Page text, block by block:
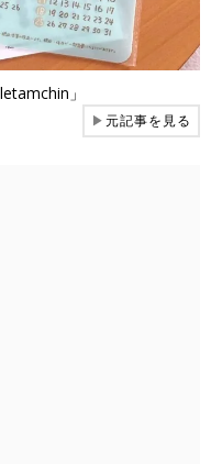
」
▶元記事を見る